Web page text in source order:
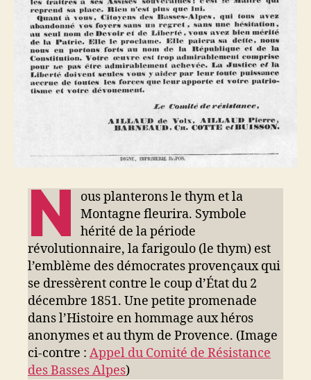
N ous planterons le thym et la
Montagne fleurira. Symbole
hérité de la période
révolutionnaire, la farigoulo (le thym) est
l’emblème des démocrates provençaux qui
se dressèrent contre le coup d’État du 2
décembre 1851. Une petite promenade
dans l’Histoire en hommage aux héros
anonymes et au thym de Provence. (Image
ci-contre : Appel du Comité de Résistance
des Basses Alpes)